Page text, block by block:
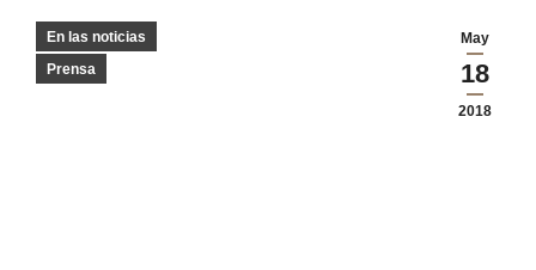
May
18
2018
En las noticias
Prensa